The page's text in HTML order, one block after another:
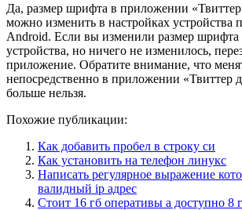
Да, размер шрифта в приложении
можно изменить в настройках устройства
Android. Если вы изменили размер шрифта
устройства, но ничего не изменилось,
приложение. Обратите внимание, что
непосредственно в приложении «Твиттер
больше нельзя.
Похожие публикации:
Как добавить пробел в строку си
Как установить на телефон линукс
Написать регулярное выражение
валидный ip адрес
Стоит 16 гб оперативы а доступно 8